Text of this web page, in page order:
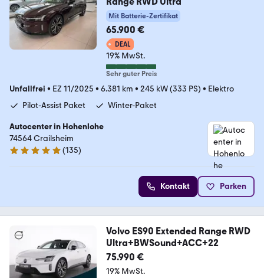
Mit Batterie-Zertifikat
65.900 €
DEAL
19% MwSt.
Sehr guter Preis
Unfallfrei • EZ 11/2025 • 6.381 km • 245 kW (333 PS) • Elektro
Pilot-Assist Paket
Winter-Paket
Autocenter in Hohenlohe
74564 Crailsheim
4.9 Sterne
(135)
Kontakt Parken
Volvo ES90 Extended Range RWD
Ultra+BWSound+ACC+22
75.990 €
19% MwSt.